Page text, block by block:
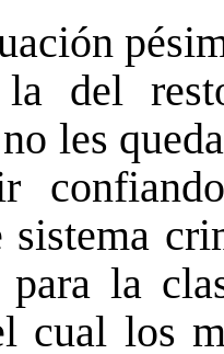
del
les
sistema
la
cual los